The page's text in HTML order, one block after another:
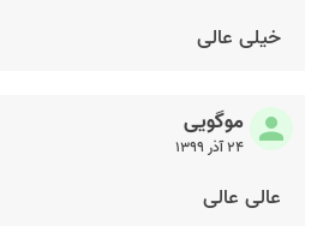
خیلی عالی
موگویی
۲۴ آذر ۱۳۹۹
عالی عالی